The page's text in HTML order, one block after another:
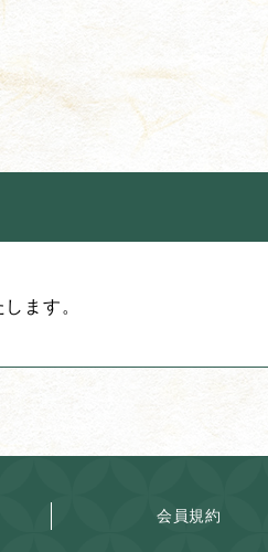
ます。
会員規約